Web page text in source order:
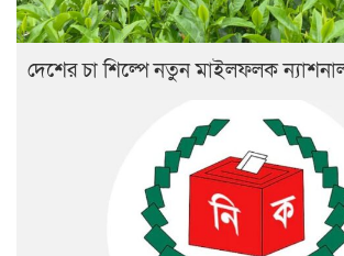
দেশের চা শিল্পে নতুন মাইলফলক